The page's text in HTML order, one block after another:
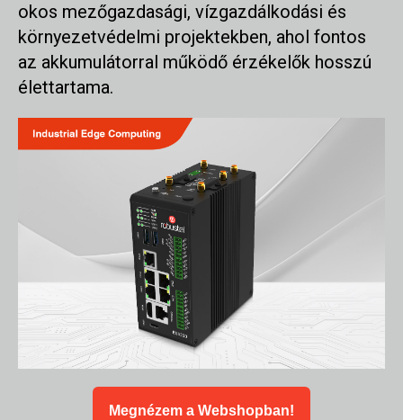
okos mezőgazdasági, vízgazdálkodási és
környezetvédelmi projektekben, ahol fontos
az akkumulátorral működő érzékelők hosszú
élettartama.
Megnézem a Webshopban!